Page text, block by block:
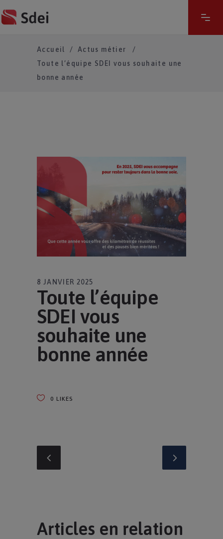
Accueil / Actus métier
/
Toute l’équipe SDEI vous souhaite une
bonne année
8 JANVIER 2025
Toute l’équipe
SDEI vous
souhaite une
bonne année
0 LIKES
Articles en relation